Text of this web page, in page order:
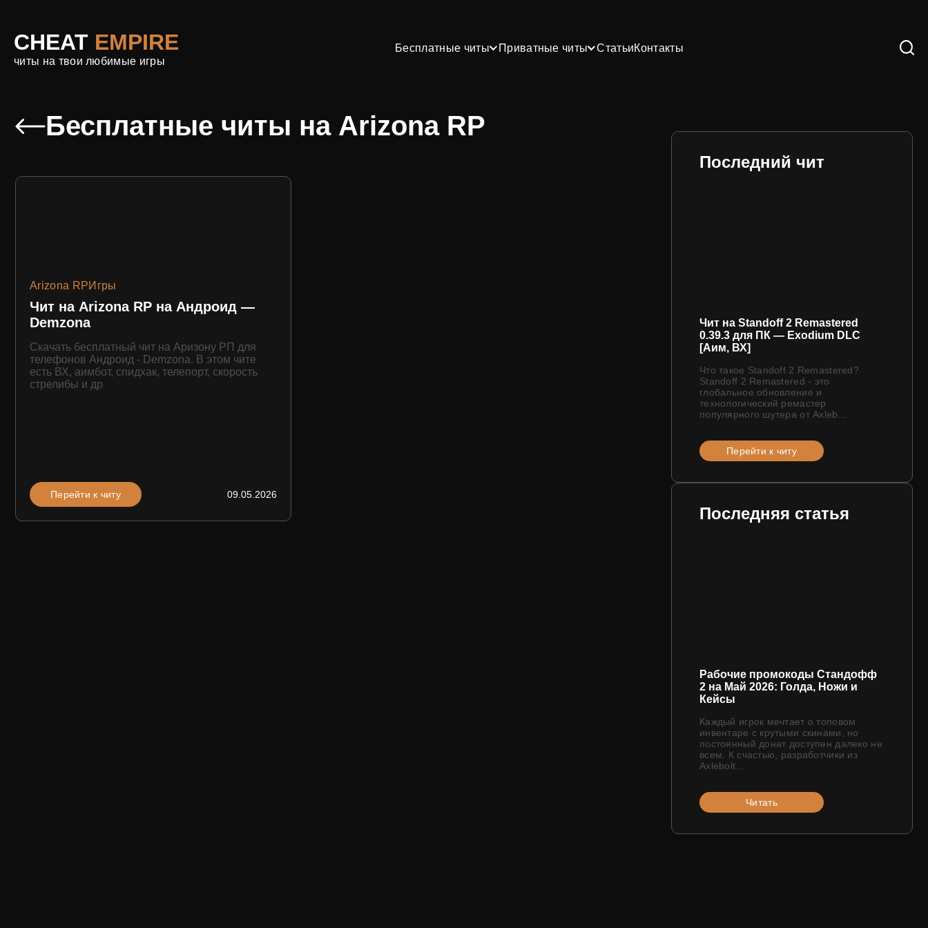
CHEAT EMPIRE
читы на твои любимые игры
Бесплатные читы Приватные читы СтатьиКонтакты
Бесплатные читы на Arizona RP
Arizona RPИгры
Чит на Arizona RP на Андроид —
Demzona
Скачать бесплатный чит на Аризону РП для
телефонов Андроид - Demzona. В этом чите
есть ВХ, аимбот, спидхак, телепорт, скорость
стрелибы и др
Перейти к читу 09.05.2026
Последний чит
Чит на Standoff 2 Remastered
0.39.3 для ПК — Exodium DLC
[Аим, ВХ]
Что такое Standoff 2 Remastered?
Standoff 2 Remastered - это
глобальное обновление и
технологический ремастер
популярного шутера от Axleb...
Перейти к читу
Последняя статья
Рабочие промокоды Стандофф
2 на Май 2026: Голда, Ножи и
Кейсы
Каждый игрок мечтает о топовом
инвентаре с крутыми скинами, но
постоянный донат доступен далеко не
всем. К счастью, разработчики из
Axlebolt...
Читать